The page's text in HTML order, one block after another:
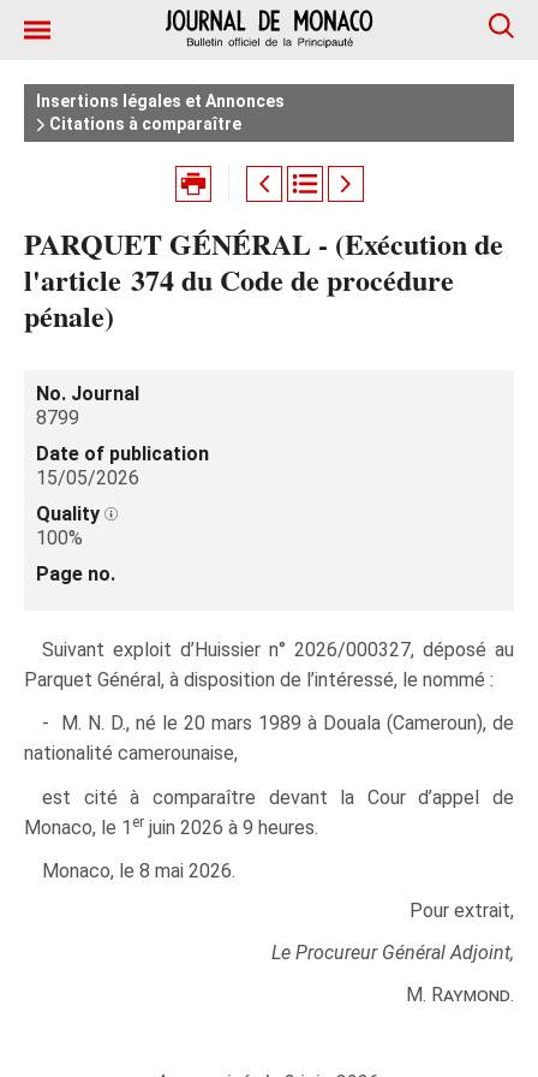
Insertions légales et Annonces
Citations à comparaître
PARQUET GÉNÉRAL - (Exécution de
l'article 374 du Code de procédure
pénale)
No. Journal
8799
Date of publication
15/05/2026
Quality
100%
Page no.
Suivant exploit d’Huissier n° 2026/000327, déposé au
Parquet Général, à disposition de l’intéressé, le nommé :
- M. N. D., né le 20 mars 1989 à Douala (Cameroun), de
nationalité camerounaise,
est cité à comparaître devant la Cour d’appel de
Monaco, le 1 er juin 2026 à 9 heures.
Monaco, le 8 mai 2026.
Pour extrait,
Le Procureur Général Adjoint,
M. Raymond.